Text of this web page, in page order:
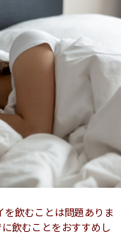
飲むことは問題ありま
飲むことをおすすめし